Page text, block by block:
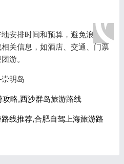
安排时间和预算，避免浪费时
关信息，如酒店、交通、门票
游。
明岛
攻略,西沙群岛旅游路线
线推荐,合肥自驾上海旅游路